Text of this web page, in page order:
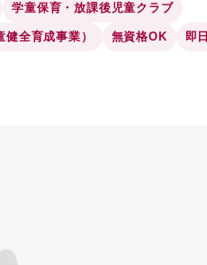
学童保育・放課後児童クラブ
全育成事業） 無資格OK 即